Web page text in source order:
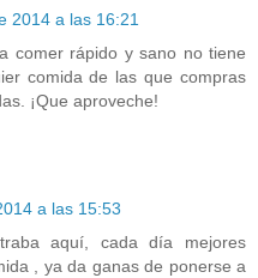
2014 a las 16:21
comer rápido y sano no tiene
comida de las que compras
¡Que aproveche!
a las 15:53
aquí, cada día mejores
, ya da ganas de ponerse a